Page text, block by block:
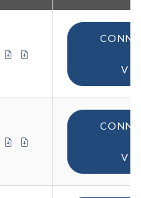
CERTIFICAT DE CONFORMITÉ
CERTIFICAT DE
CERTIFICAT DE CONFORMITÉ
CERTIFICAT DE